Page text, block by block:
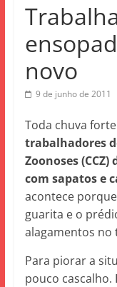
novo
9 de junho de 2011
Toda chuva
trabalhadores
Zoonoses
com sapatos e
acontece
guarita e o
alagamentos no
Para piorar a
pouco cascalho.